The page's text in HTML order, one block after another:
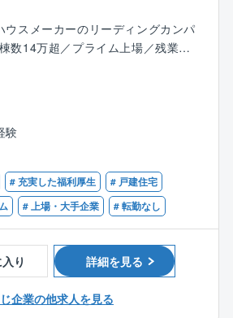
ス制度
あらかじめ決められた総労働時間
が１日の出社・退社時刻や労働時
とができる制度です。
(就業が義務化されている時間)のな
ス制度を採用しており、より柔軟
度 (在宅勤務)
、出社不要で自宅から在宅勤務が
機器の貸し出しを行うなど、ネッ
ル
した服装を前提に、スーツではな
ウスメーカーのリーディングカンパ
数14万超／プライム上場／残業月1
福利厚生◎／年休120日～
ォーム工事等のご提案を行うお仕
施主様に対して、住宅を長持ちさ
ム工事のご提案（保証の充実化、
化のご提案）を行います。
し10年後、保証延長を行うかどう
り、延長される場合は白蟻駆除の
のやり替え工事（サイリング）等
この際に、保証延長をいただき、
提案する営業となります。
験
士または一級建築士の資格をお持
技士や、二級建築士の資格をお持ち
# 充実した福利厚生
# 戸建住宅
# 上場・大手企業 # 転勤なし
り 詳細を見る
企業の他求人を見る